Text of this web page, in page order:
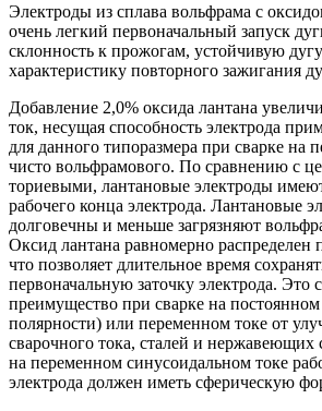
Электроды из сплава вольфрама с
очень легкий первоначальный запуск
склонность к прожогам, устойчивую
характеристику повторного зажигания
Добавление 2,0% оксида лантана
ток, несущая способность электрода
для данного типоразмера при сварке на
чисто вольфрамового. По сравнению с
ториевыми, лантановые электроды
рабочего конца электрода. Лантановые
долговечны и меньше загрязняют
Оксид лантана равномерно распределен
что позволяет длительное время
первоначальную заточку электрода. Это
преимущество при сварке на
полярности) или переменном токе от
сварочного тока, сталей и нержавеющих
на переменном синусоидальном токе
электрода должен иметь сферическую